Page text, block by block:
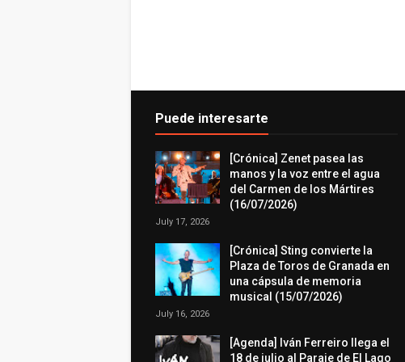
Puede interesarte
[Crónica] Zenet pasea las
manos y la voz entre el agua
del Carmen de los Mártires
(16/07/2026)
July 17, 2026
[Crónica] Sting convierte la
Plaza de Toros de Granada en
una cápsula de memoria
musical (15/07/2026)
July 16, 2026
[Agenda] Iván Ferreiro llega el
18 de julio al Paraje de El Lago